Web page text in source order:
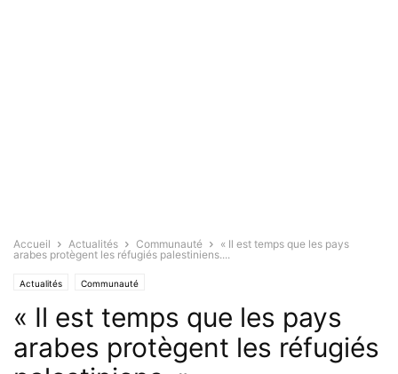
Accueil Actualités Communauté
« Il est temps que les pays
arabes protègent les réfugiés palestiniens....
Actualités Communauté
« Il est temps que les pays
arabes protègent les réfugiés